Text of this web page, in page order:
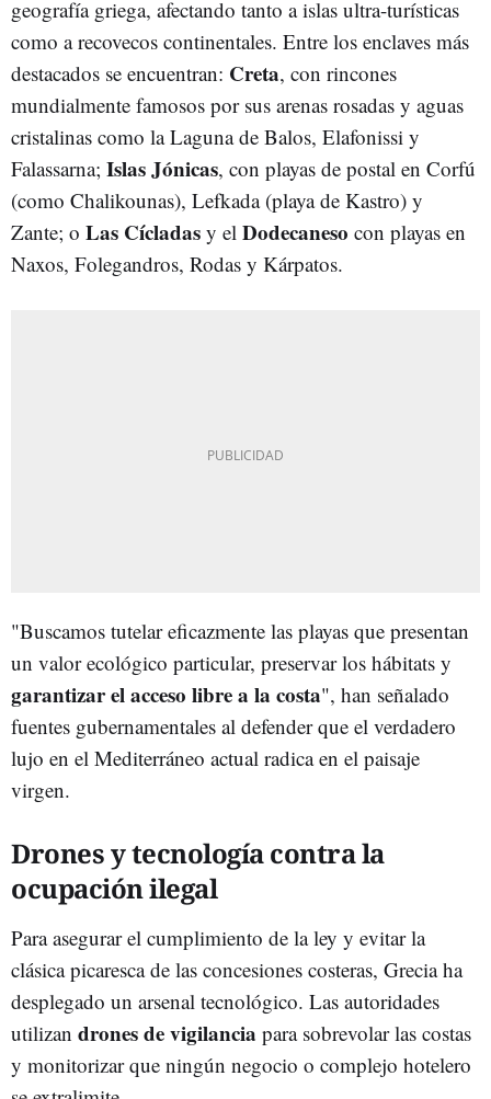
geografía griega, afectando tanto a islas ultra-turísticas
como a recovecos continentales. Entre los enclaves más
destacados se encuentran: Creta, con rincones
mundialmente famosos por sus arenas rosadas y aguas
cristalinas como la Laguna de Balos, Elafonissi y
Falassarna; Islas Jónicas, con playas de postal en Corfú
(como Chalikounas), Lefkada (playa de Kastro) y
Zante; o Las Cícladas y el Dodecaneso con playas en
Naxos, Folegandros, Rodas y Kárpatos.
"Buscamos tutelar eficazmente las playas que presentan
un valor ecológico particular, preservar los hábitats y
garantizar el acceso libre a la costa", han señalado
fuentes gubernamentales al defender que el verdadero
lujo en el Mediterráneo actual radica en el paisaje
virgen.
Drones y tecnología contra la
ocupación ilegal
Para asegurar el cumplimiento de la ley y evitar la
clásica picaresca de las concesiones costeras, Grecia ha
desplegado un arsenal tecnológico. Las autoridades
utilizan drones de vigilancia para sobrevolar las costas
y monitorizar que ningún negocio o complejo hotelero